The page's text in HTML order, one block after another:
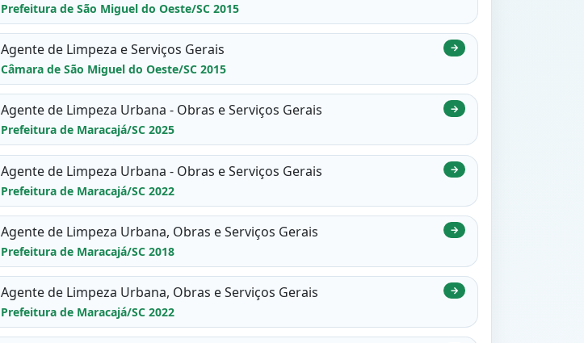
Prefeitura de São Miguel do Oeste/SC 2015
Agente de Limpeza e Serviços Gerais
Câmara de São Miguel do Oeste/SC 2015
→
Agente de Limpeza Urbana - Obras e Serviços Gerais
Prefeitura de Maracajá/SC 2025
→
Agente de Limpeza Urbana - Obras e Serviços Gerais
Prefeitura de Maracajá/SC 2022
→
Agente de Limpeza Urbana, Obras e Serviços Gerais
Prefeitura de Maracajá/SC 2018
→
Agente de Limpeza Urbana, Obras e Serviços Gerais
Prefeitura de Maracajá/SC 2022
→